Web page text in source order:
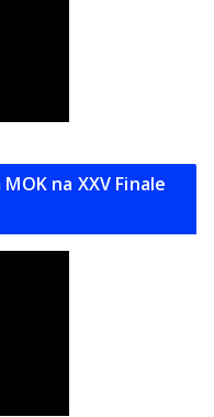
na XXV Finale